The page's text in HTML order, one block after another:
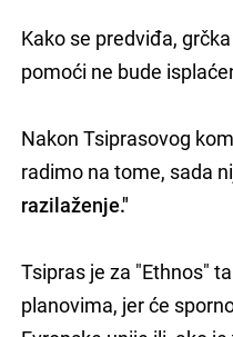
Kako se predviđa,
pomoći ne bude
Nakon Tsiprasovog
radimo na tome, sada
razilaženje."
Tsipras je za "Ethnos"
planovima, jer će